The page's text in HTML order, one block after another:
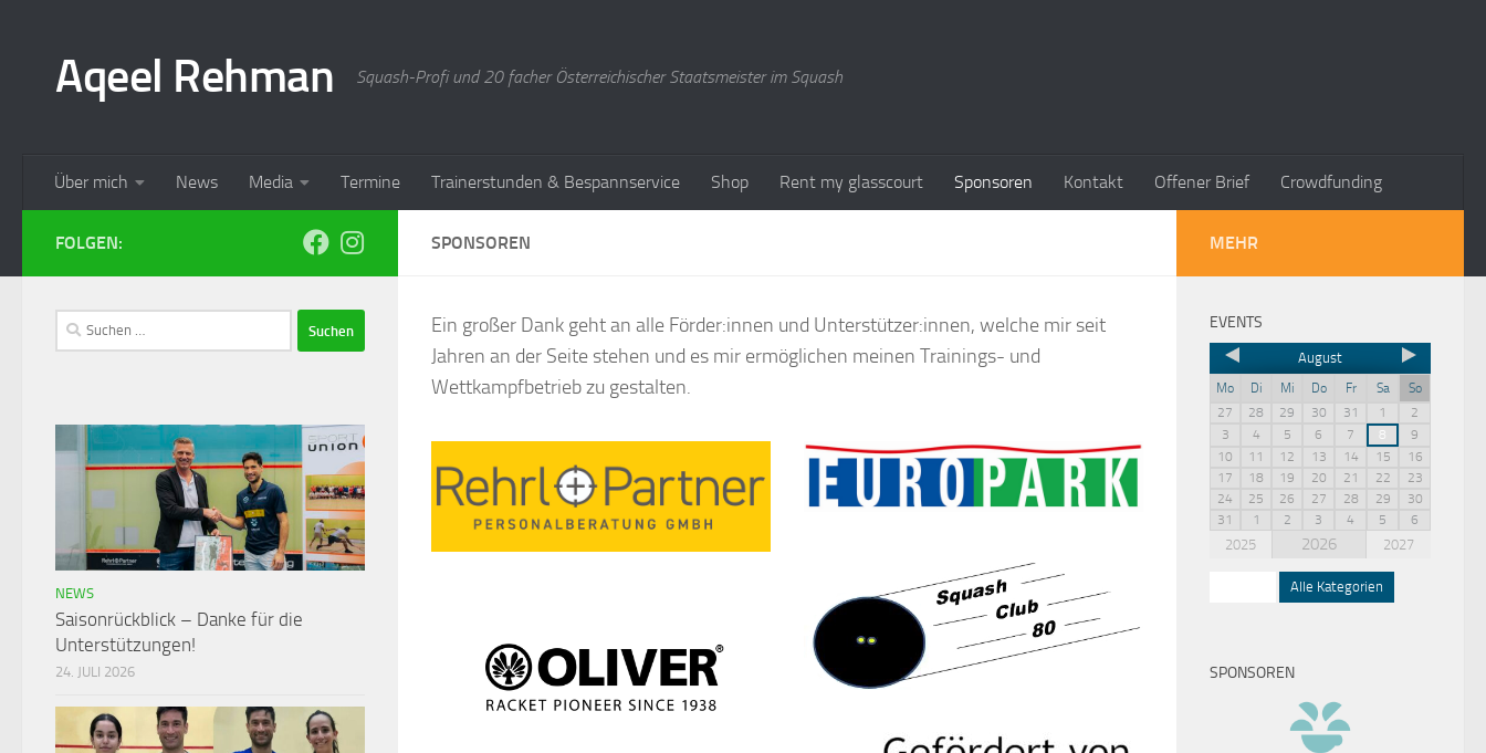
Aqeel Rehman Squash-Profi und 20 facher Österreichischer Staatsmeister im Squash
Über mich News Media Termine Trainerstunden & Bespannservice Shop Rent my glasscourt Sponsoren Kontakt Offener Brief Crowdfunding
SPONSOREN
Ein großer Dank geht an alle Förder:innen und Unterstützer:innen, welche mir seit
Jahren an der Seite stehen und es mir ermöglichen meinen Trainings- und
Wettkampfbetrieb zu gestalten.
FOLGEN:
NEWS
Saisonrückblick – Danke für die
Unterstützungen!
24. JULI 2026
MEHR
EVENTS
August
Mo Di Mi Do Fr Sa
So
27
28 29 30 31 1
2
3
4 5 6 7 8
9
10
11 12 13 14 15
16
17
18 19 20 21 22
23
24
25 26 27 28 29
30
31
1 2 3 4 5 6
2025 2026 2027
Alle Kategorien
SPONSOREN